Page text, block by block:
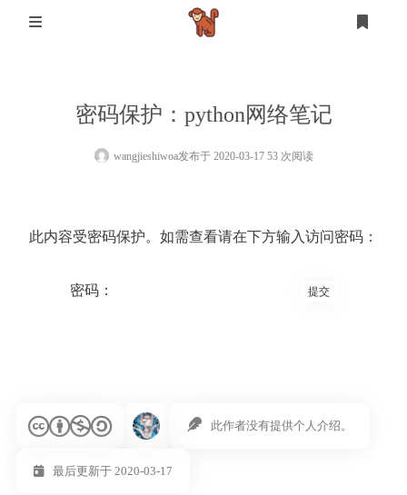
mysql
登录 注册
密码保护：python网络笔记
wangjieshiwoa发布于 2020-03-17 53 次阅读
此内容受密码保护。如需查看请在下方输入访问密码：
密码：
此作者没有提供个人介绍。
最后更新于 2020-03-17